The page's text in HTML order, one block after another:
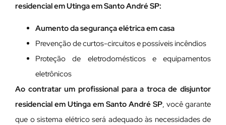
residencial em Utinga em Santo André SP:
Aumento da segurança elétrica em casa
Prevenção de curtos-circuitos e possíveis incêndios
Proteção de eletrodomésticos e equipamentos
eletrônicos
Ao contratar um profissional para a troca de disjuntor
residencial em Utinga em Santo André SP, você garante
que o sistema elétrico será adequado às necessidades de